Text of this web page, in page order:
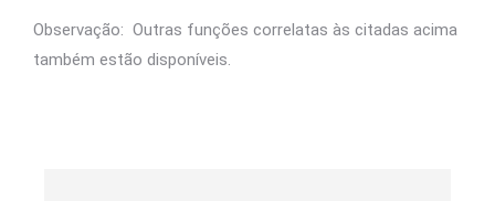
Observação: Outras funções correlatas às citadas acima
também estão disponíveis.